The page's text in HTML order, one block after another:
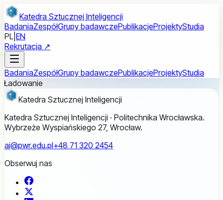
Przejdź do treści głównej
Katedra Sztucznej Inteligencji
BadaniaZespółGrupy badawczePublikacjeProjektyStudia
PL EN
Rekrutacja ↗
BadaniaZespółGrupy badawczePublikacjeProjektyStudia
Ładowanie
Katedra Sztucznej Inteligencji
Katedra Sztucznej Inteligencji · Politechnika Wrocławska.
Wybrzeże Wyspiańskiego 27, Wrocław.
ai@pwr.edu.pl+48 71 320 2454
Obserwuj nas
Facebook